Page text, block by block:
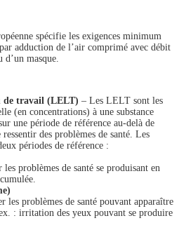
spécifie les exigences minimum
adduction de l’air comprimé avec débit
masque.
de travail (LELT) – Les LELT sont les
(en concentrations) à une substance
une période de référence au-delà de
des problèmes de santé. Les
périodes de référence :
problèmes de santé se produisant en
problèmes de santé pouvant apparaître
: irritation des yeux pouvant se produire